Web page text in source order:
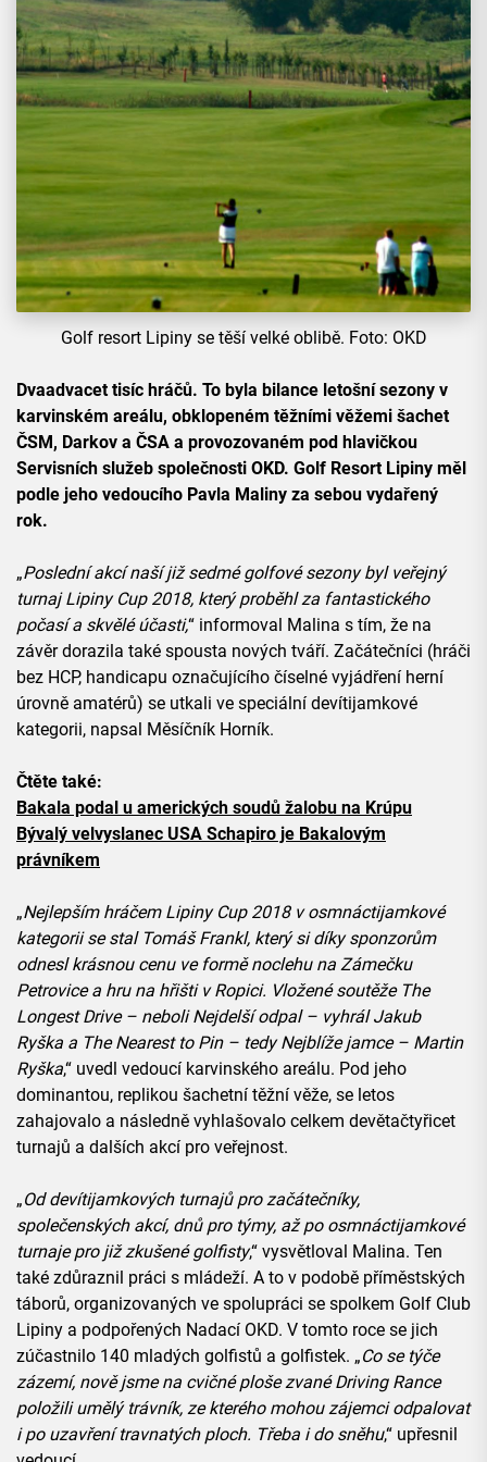
Golf resort Lipiny se těší velké oblibě. Foto: OKD
Dvaadvacet tisíc hráčů. To byla bilance letošní sezony v
karvinském areálu, obklopeném těžními věžemi šachet
ČSM, Darkov a ČSA a provozovaném pod hlavičkou
Servisních služeb společnosti OKD. Golf Resort Lipiny měl
podle jeho vedoucího Pavla Maliny za sebou vydařený
rok.
„Poslední akcí naší již sedmé golfové sezony byl veřejný
turnaj Lipiny Cup 2018, který proběhl za fantastického
počasí a skvělé účasti,“ informoval Malina s tím, že na
závěr dorazila také spousta nových tváří. Začátečníci (hráči
bez HCP, handicapu označujícího číselné vyjádření herní
úrovně amatérů) se utkali ve speciální devítijamkové
kategorii, napsal Měsíčník Horník.
Čtěte také:
Bakala podal u amerických soudů žalobu na Krúpu
Bývalý velvyslanec USA Schapiro je Bakalovým
právníkem
„Nejlepším hráčem Lipiny Cup 2018 v osmnáctijamkové
kategorii se stal Tomáš Frankl, který si díky sponzorům
odnesl krásnou cenu ve formě noclehu na Zámečku
Petrovice a hru na hřišti v Ropici. Vložené soutěže The
Longest Drive – neboli Nejdelší odpal – vyhrál Jakub
Ryška a The Nearest to Pin – tedy Nejblíže jamce – Martin
Ryška,“ uvedl vedoucí karvinského areálu. Pod jeho
dominantou, replikou šachetní těžní věže, se letos
zahajovalo a následně vyhlašovalo celkem devětačtyřicet
turnajů a dalších akcí pro veřejnost.
„Od devítijamkových turnajů pro začátečníky,
společenských akcí, dnů pro týmy, až po osmnáctijamkové
turnaje pro již zkušené golfisty,“ vysvětloval Malina. Ten
také zdůraznil práci s mládeží. A to v podobě příměstských
táborů, organizovaných ve spolupráci se spolkem Golf Club
Lipiny a podpořených Nadací OKD. V tomto roce se jich
zúčastnilo 140 mladých golfistů a golfistek. „Co se týče
zázemí, nově jsme na cvičné ploše zvané Driving Rance
položili umělý trávník, ze kterého mohou zájemci odpalovat
i po uzavření travnatých ploch. Třeba i do sněhu,“ upřesnil